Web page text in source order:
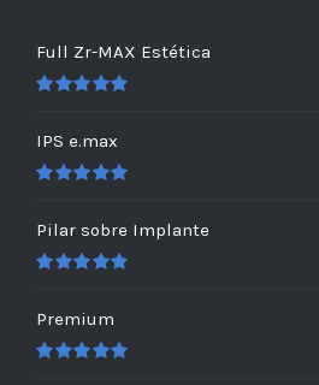
Full Zr-MAX Estética
IPS e.max
Pilar sobre Implante
Premium